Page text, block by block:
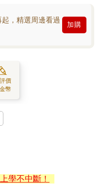
，精選周邊看過
加購
價
幣
學不中斷！